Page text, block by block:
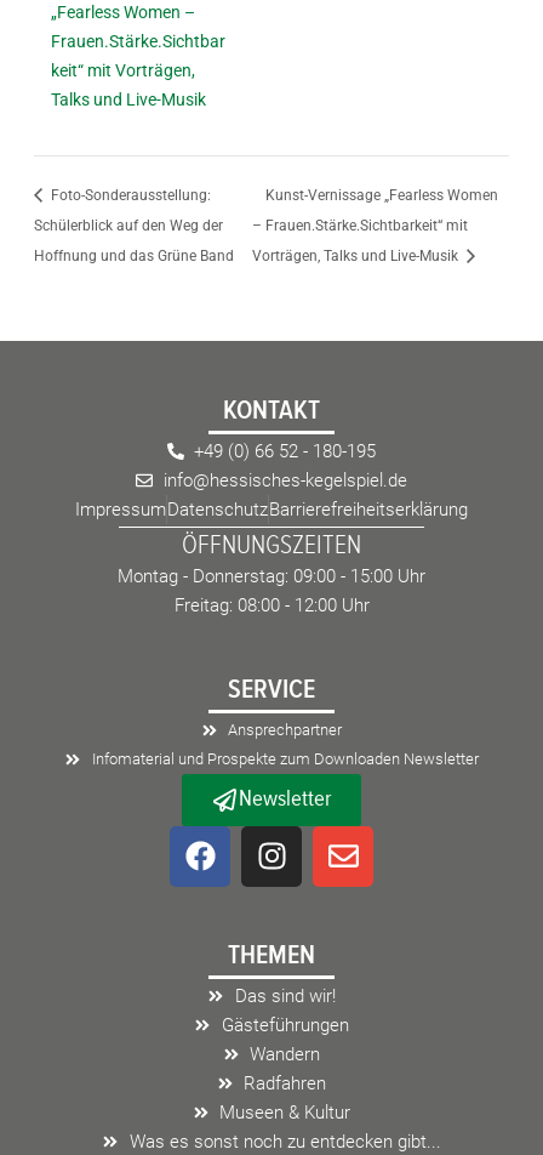
„Fearless Women –
Frauen.Stärke.Sichtbar
keit“ mit Vorträgen,
Talks und Live-Musik
Foto-Sonderausstellung:
Schülerblick auf den Weg der
Hoffnung und das Grüne Band
Kunst-Vernissage „Fearless Women
– Frauen.Stärke.Sichtbarkeit“ mit
Vorträgen, Talks und Live-Musik
KONTAKT
+49 (0) 66 52 - 180-195
info@hessisches-kegelspiel.de
ImpressumDatenschutzBarrierefreiheitserklärung
ÖFFNUNGSZEITEN
Montag - Donnerstag: 09:00 - 15:00 Uhr
Freitag: 08:00 - 12:00 Uhr
SERVICE
Ansprechpartner
Infomaterial und Prospekte zum Downloaden Newsletter
Newsletter
F
a
o
o
I
n
a
g
r
a
m
E
n
p
THEMEN
Das sind wir!
Gästeführungen
Wandern
Radfahren
Museen & Kultur
Was es sonst noch zu entdecken gibt...